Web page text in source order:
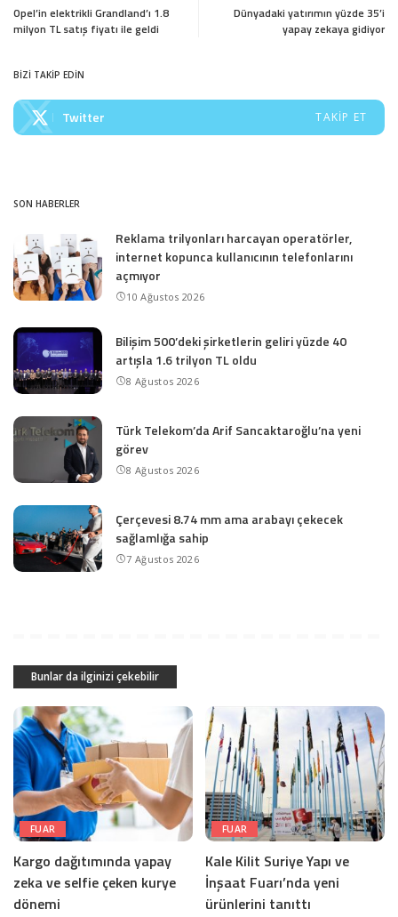
Opel’in elektrikli Grandland’ı 1.8
milyon TL satış fiyatı ile geldi
Dünyadaki yatırımın yüzde 35’i
yapay zekaya gidiyor
BİZİ TAKİP EDİN
Twitter TAKIP ET
SON HABERLER
Reklama trilyonları harcayan operatörler,
internet kopunca kullanıcının telefonlarını
açmıyor
10 Ağustos 2026
Bilişim 500’deki şirketlerin geliri yüzde 40
artışla 1.6 trilyon TL oldu
8 Ağustos 2026
Türk Telekom’da Arif Sancaktaroğlu’na yeni
görev
8 Ağustos 2026
Çerçevesi 8.74 mm ama arabayı çekecek
sağlamlığa sahip
7 Ağustos 2026
Bunlar da ilginizi çekebilir
FUAR
Kargo dağıtımında yapay
zeka ve selfie çeken kurye
dönemi
FUAR
Kale Kilit Suriye Yapı ve
İnşaat Fuarı’nda yeni
ürünlerini tanıttı